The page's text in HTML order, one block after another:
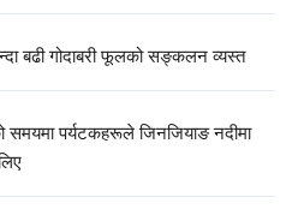
बढी गोदाबरी फूलको सङ्कलन व्यस्त
समयमा पर्यटकहरूले जिनजियाङ नदीमा